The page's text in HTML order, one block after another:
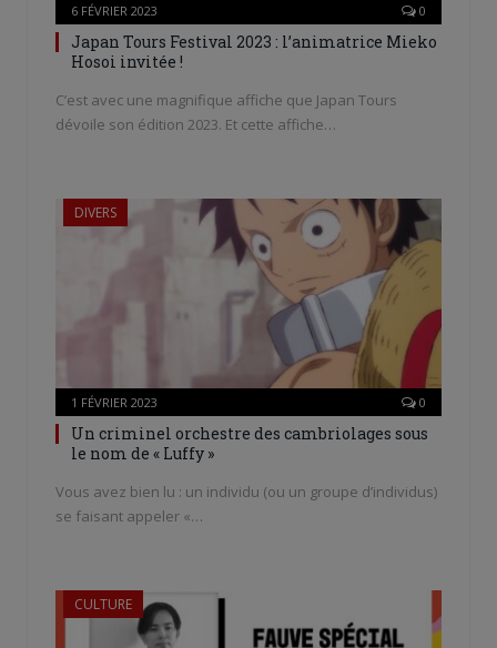
6 FÉVRIER 2023 0
Japan Tours Festival 2023 : l’animatrice Mieko
Hosoi invitée !
C’est avec une magnifique affiche que Japan Tours
dévoile son édition 2023. Et cette affiche…
DIVERS
1 FÉVRIER 2023 0
Un criminel orchestre des cambriolages sous
le nom de « Luffy »
Vous avez bien lu : un individu (ou un groupe d’individus)
se faisant appeler «…
CULTURE